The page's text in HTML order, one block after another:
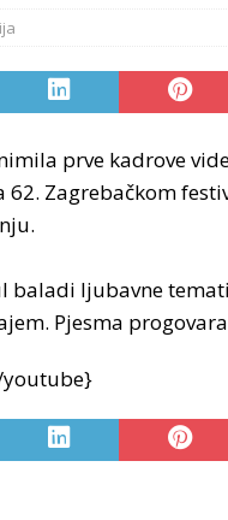
prve kadrove
Zagrebačkom
baladi ljubavne
Pjesma
youtube}